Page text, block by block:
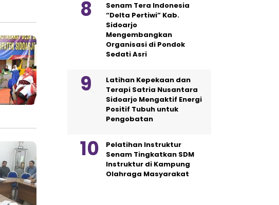
Senam Tera Indonesia
“Delta Pertiwi” Kab.
Sidoarjo
Mengembangkan
Organisasi di Pondok
Sedati Asri
Latihan Kepekaan dan
Terapi Satria Nusantara
Sidoarjo Mengaktif Energi
Positif Tubuh untuk
Pengobatan
Pelatihan Instruktur
Senam Tingkatkan SDM
Instruktur di Kampung
Olahraga Masyarakat